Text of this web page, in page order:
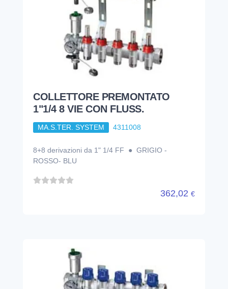
COLLETTORE PREMONTATO
1"1/4 8 VIE CON FLUSS.
MA.S.TER. SYSTEM 4311008
8+8 derivazioni da 1" 1/4 FF ● GRIGIO -
ROSSO- BLU
362,02 €